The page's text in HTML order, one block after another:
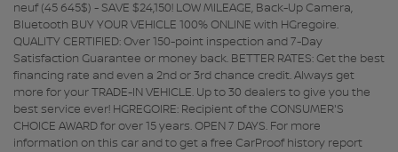
neuf (45 645$) - SAVE $24,150! LOW MILEAGE, Back-Up Camera,
Bluetooth BUY YOUR VEHICLE 100% ONLINE with HGregoire.
QUALITY CERTIFIED: Over 150-point inspection and 7-Day
Satisfaction Guarantee or money back. BETTER RATES: Get the best
financing rate and even a 2nd or 3rd chance credit. Always get
more for your TRADE-IN VEHICLE. Up to 30 dealers to give you the
best service ever! HGREGOIRE: Recipient of the CONSUMER'S
CHOICE AWARD for over 15 years. OPEN 7 DAYS. For more
information on this car and to get a free CarProof history report